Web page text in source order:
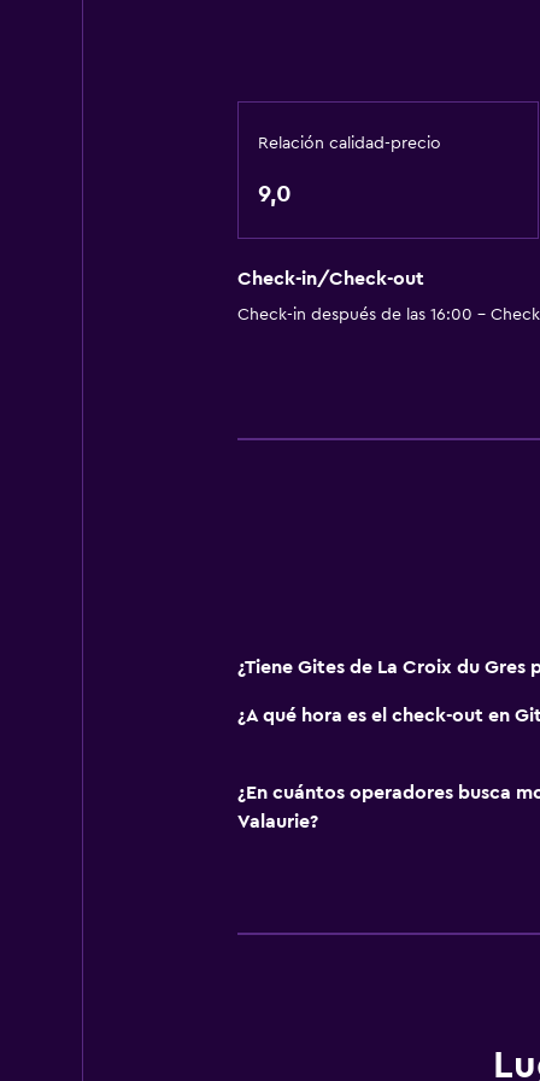
Sofá
Insonorización
Piso de mosaico/mármol
Vista a la piscina
Almohada sin plumas
Estacionamiento y transporte
Relación calidad-precio
9,0
Check-in/Check-out
Check-in después de las 16:00 -
¿Tiene Gites de La Croix du Gres
¿A qué hora es el check-out en
¿En cuántos operadores busca
Valaurie?